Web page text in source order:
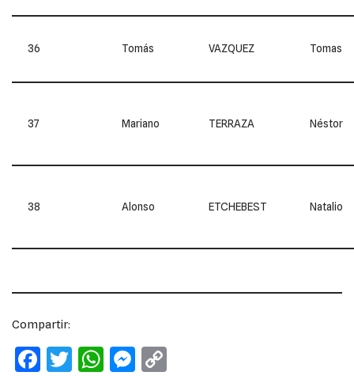
36 Tomás VAZQUEZ Tomas
37 Mariano TERRAZA Néstor
38 Alonso ETCHEBEST Natalio
Compartir:
F
T
W M